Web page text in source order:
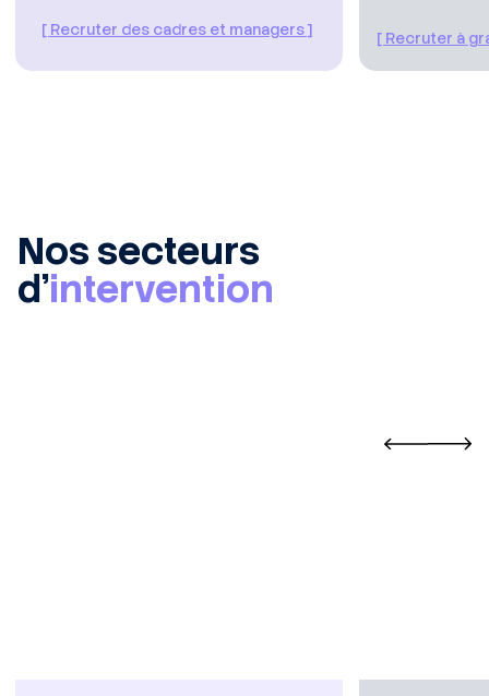
[ Recruter des cadres et managers ] [ Recruter à
Nos secteurs
d’intervention